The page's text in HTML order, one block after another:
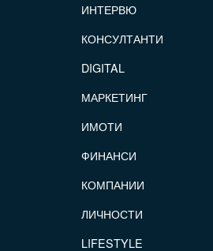
ИНТЕРВЮ
КОНСУЛТАНТИ
DIGITAL
МАРКЕТИНГ
ИМОТИ
ФИНАНСИ
КОМПАНИИ
ЛИЧНОСТИ
LIFESTYLE